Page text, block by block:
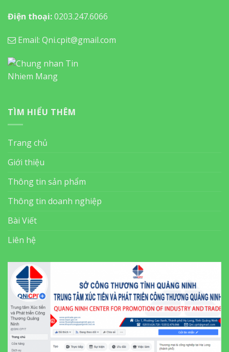
Điện thoại:0203.247.6066
Email: Qni.cpit@gmail.com
TÌM HIỂU THÊM
Trang chủ
Giới thiệu
Thông tin sản phẩm
Thông tin doanh nghiệp
Bài Viết
Liên hệ